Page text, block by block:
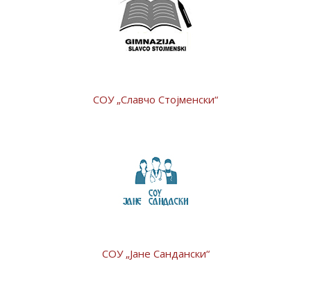
СОУ „Славчо Стојменски“
СОУ „Јане Сандански“